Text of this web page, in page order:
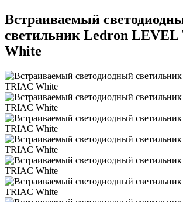
Встраиваемый
светильник Ledron LEVEL
White